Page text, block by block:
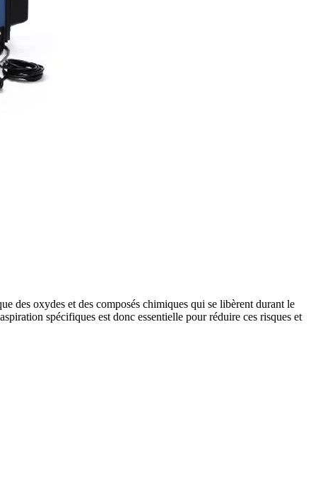
des oxydes et des composés chimiques qui se libèrent durant le
spécifiques est donc essentielle pour réduire ces risques et